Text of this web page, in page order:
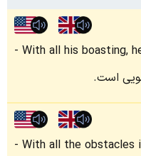
With all his boasting,
است.
With all the obstacles